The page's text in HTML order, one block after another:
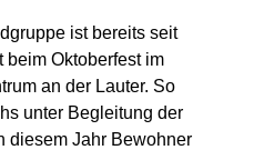
ist bereits seit
beim Oktoberfest im
an der Lauter. So
unter Begleitung der
diesem Jahr Bewohner